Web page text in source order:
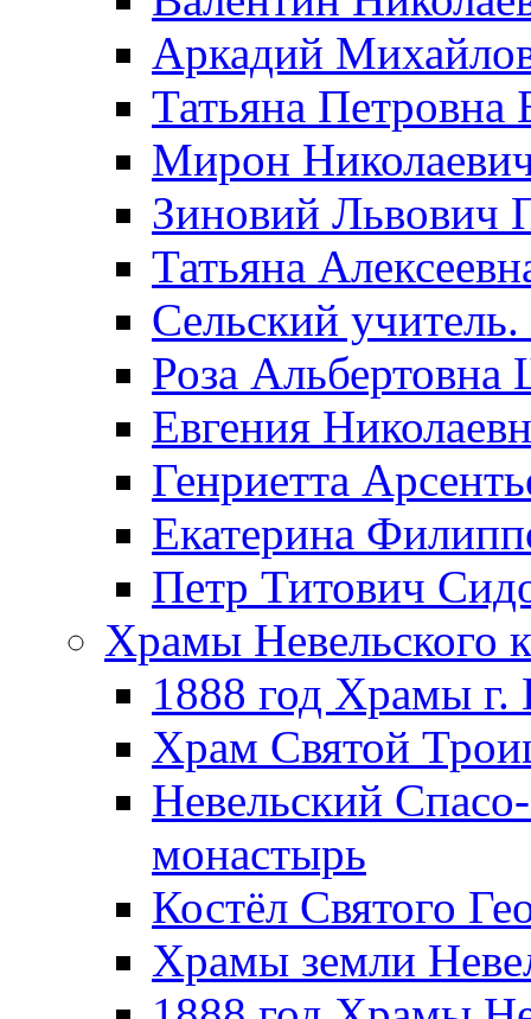
Аркадий
Татьяна Петровна
Мирон
Зиновий Львович
Татьяна
Сельский
Роза
Евгения
Генриетта
Екатерина
Петр Титович
Храмы Невельского
1888 год Храмы г.
Храм Святой
Невельский
монастырь
Костёл Святого
Храмы земли